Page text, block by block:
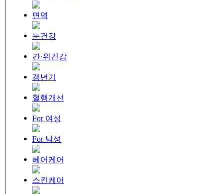
면역
눈건강
간·위건강
갱년기
혈행개선
For 여성
For 남성
헤어케어
스킨케어